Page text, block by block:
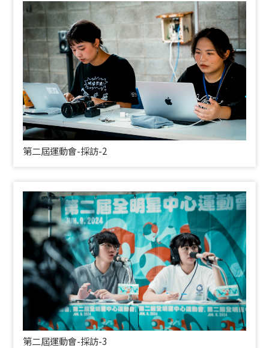
第二屆運動會-採訪-2
第二屆運動會-採訪-3